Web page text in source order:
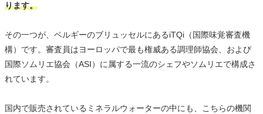
ります。
その一つが、ベルギーのブリュッセルにあるiTQi（国際味覚審査機
構）です。審査員はヨーロッパで最も権威ある調理師協会、および
国際ソムリエ協会（ASI）に属する一流のシェフやソムリエで構成さ
れています。
国内で販売されているミネラルウォーターの中にも、こちらの機関